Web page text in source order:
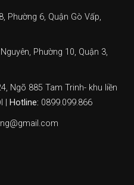
Phường 6, Quận Gò Vấp,
Phường 10, Quận 3,
Ngõ 885 Tam Trinh- khu liền
|
Hotline: 0899.099.866